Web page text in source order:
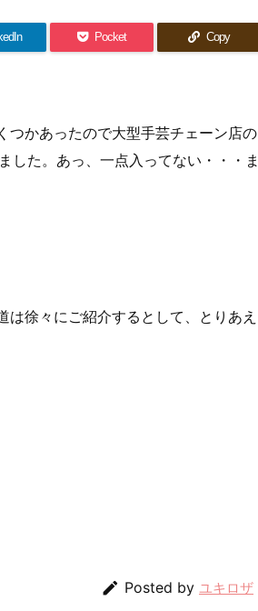
Pocket Copy
つかあったので大型手芸チェーン店の
した。あっ、一点入ってない・・・ま
徐々にご紹介するとして、とりあえ
 Posted by ユキロザ